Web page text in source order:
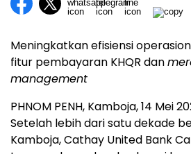
Meningkatkan efisiensi
fitur pembayaran KHQR dan
management
PHNOM PENH, Kamboja, 14 Mei
Setelah lebih dari satu dekade
Kamboja, Cathay United Bank